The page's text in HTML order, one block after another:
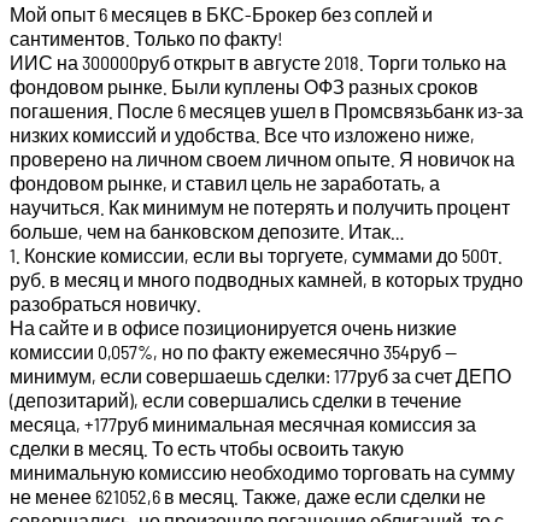
Мой опыт 6 месяцев в БКС-Брокер без соплей и
сантиментов. Только по факту!
ИИС на 300000руб открыт в августе 2018. Торги только на
фондовом рынке. Были куплены ОФЗ разных сроков
погашения. После 6 месяцев ушел в Промсвязьбанк из-за
низких комиссий и удобства. Все что изложено ниже,
проверено на личном своем личном опыте. Я новичок на
фондовом рынке, и ставил цель не заработать, а
научиться. Как минимум не потерять и получить процент
больше, чем на банковском депозите. Итак…
1. Конские комиссии, если вы торгуете, суммами до 500т.
руб. в месяц и много подводных камней, в которых трудно
разобраться новичку.
На сайте и в офисе позиционируется очень низкие
комиссии 0,057%, но по факту ежемесячно 354руб —
минимум, если совершаешь сделки: 177руб за счет ДЕПО
(депозитарий), если совершались сделки в течение
месяца, +177руб минимальная месячная комиссия за
сделки в месяц. То есть чтобы освоить такую
минимальную комиссию необходимо торговать на сумму
не менее 621052,6 в месяц. Также, даже если сделки не